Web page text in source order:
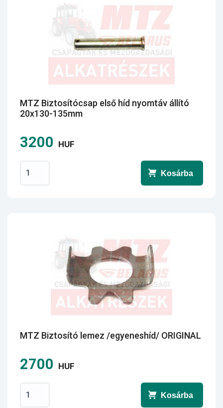
MTZ Biztosítócsap első híd nyomtáv állító
20x130-135mm
3200 HUF
Kosárba
MTZ Biztosító lemez /egyeneshíd/ ORIGINAL
2700 HUF
Kosárba